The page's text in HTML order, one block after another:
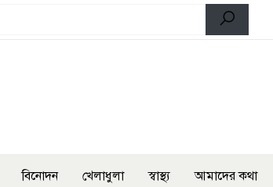
বিনোদন খেলাধুলা স্বাস্থ্য আমাদের কথা